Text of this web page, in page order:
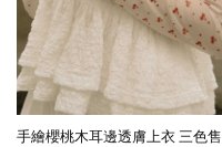
手繪櫻桃木耳邊透膚上衣 三色售